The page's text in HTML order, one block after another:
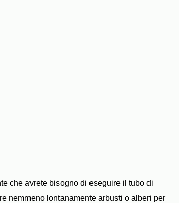
che avrete bisogno di eseguire il tubo di
nemmeno lontanamente arbusti o alberi per